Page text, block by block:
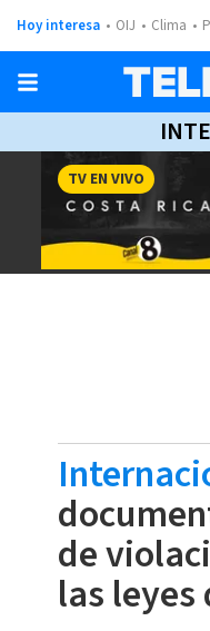
Hoy interesa OIJ Clima
TV EN VIVO
de
las leyes